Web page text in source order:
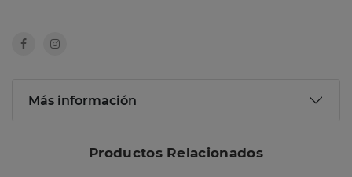
Más información
Productos Relacionados